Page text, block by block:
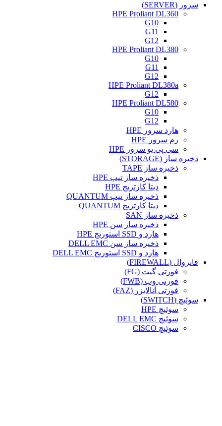
سرور (SERVER)
HPE Proliant DL360
G10
G11
G12
HPE Proliant DL380
G10
G11
G12
HPE Proliant DL380a
G12
HPE Proliant DL580
G10
G12
هارد سرور HPE
رم سرور HPE
سی پی یو سرور HPE
ذخیره ساز (STORAGE)
ذخیره ساز TAPE
ذخیره ساز تیپ HPE
دیتا کارتریج HPE
ذخیره ساز تیپ QUANTUM
دیتا کارتریج QUANTUM
ذخیره ساز SAN
ذخیره ساز سن HPE
هارد و SSD استوریج HPE
ذخیره ساز سن DELL EMC
هارد و SSD استوریج DELL EMC
فایروال (FIREWALL)
فورتی گیت (FG)
فورتی وب (FWB)
فورتی آنالایزر (FAZ)
سوئیچ (SWITCH)
سوئیچ HPE
سوئیچ DELL EMC
سوئیچ CISCO